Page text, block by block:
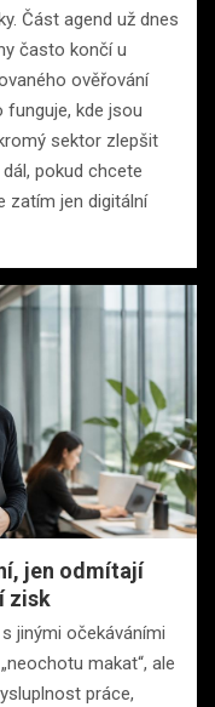
Část agend už dnes
často končí u
ověřování
kde jsou
sektor zlepšit
pokud chcete
zatím jen digitální
jen odmítají
zisk
jinými očekáváními
makat“, ale
práce,